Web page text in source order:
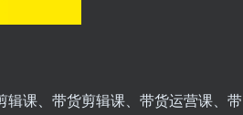
课、带货剪辑课、带货运营课、带